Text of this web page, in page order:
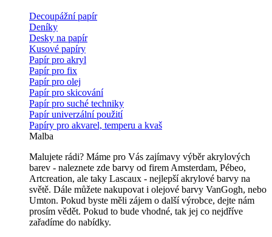
Decoupážní papír
Deníky
Desky na papír
Kusové papíry
Papír pro akryl
Papír pro fix
Papír pro olej
Papír pro skicování
Papír pro suché techniky
Papír univerzální použití
Papíry pro akvarel, temperu a kvaš
Malba
Malujete rádi? Máme pro Vás zajímavy výběr akrylových
barev - naleznete zde barvy od firem Amsterdam, Pébeo,
Artcreation, ale taky Lascaux - nejlepší akrylové barvy na
světě. Dále můžete nakupovat i olejové barvy VanGogh, nebo
Umton. Pokud byste měli zájem o další výrobce, dejte nám
prosím vědět. Pokud to bude vhodné, tak jej co nejdříve
zařadíme do nabídky.